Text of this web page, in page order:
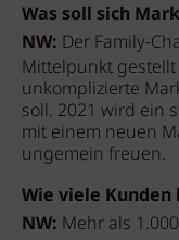
Was soll sich
NW: Der Family-
Mittelpunkt
unkomplizierte
soll. 2021 wird ein
mit einem neuen
ungemein freuen.
Wie viele
NW: Mehr als